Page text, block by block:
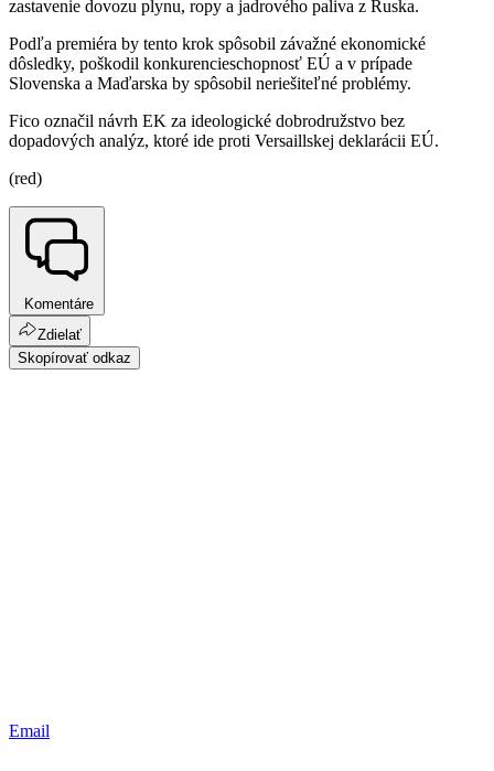
zastavenie dovozu plynu, ropy a jadrového paliva z Ruska.
Podľa premiéra by tento krok spôsobil závažné ekonomické
dôsledky, poškodil konkurencieschopnosť EÚ a v prípade
Slovenska a Maďarska by spôsobil neriešiteľné problémy.
Fico označil návrh EK za ideologické dobrodružstvo bez
dopadových analýz, ktoré ide proti Versaillskej deklarácii EÚ.
(red)
Komentáre
Zdielať
Skopírovať odkaz
Email